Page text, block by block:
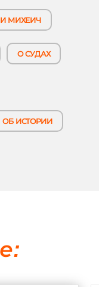
МИХЕИЧ
О СУДАХ
ОБ ИСТОРИИ